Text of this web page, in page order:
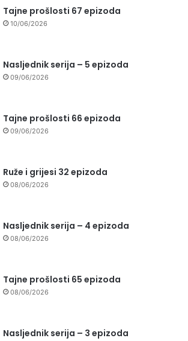
Tajne prošlosti 67 epizoda
10/06/2026
Nasljednik serija – 5 epizoda
09/06/2026
Tajne prošlosti 66 epizoda
09/06/2026
Ruže i grijesi 32 epizoda
08/06/2026
Nasljednik serija – 4 epizoda
08/06/2026
Tajne prošlosti 65 epizoda
08/06/2026
Nasljednik serija – 3 epizoda